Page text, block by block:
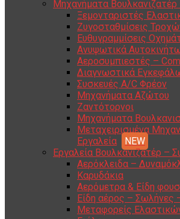
Μηχανήματα Βουλκανιζατέρ
Ξεμονταριστές
Ζυγοσταθμίσεις
Ευθυγραμμίσεις
Ανυψωτικά
Αεροσυμπιεστές –
Διαγνωστικά
Συσκευές A/C Φρέον
Μηχανήματα Αζώτου
Ζαντότορνοι
Μηχανήματα
Μεταχειρισμένα
Εργαλεία
Εργαλεία Βουλκανιζατέρ –
Αερόκλειδα –
Καρυδάκια
Αερόμετρα & Είδη
Είδη αέρος – Σωλήνες
Μεταφορείς